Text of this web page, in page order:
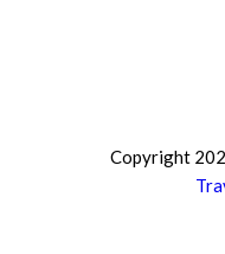
Copyright